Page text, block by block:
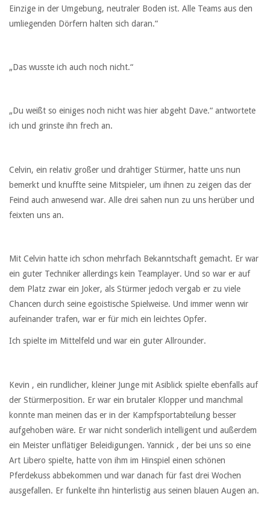
Einzige in der Umgebung, neutraler Boden ist. Alle Teams aus den
umliegenden Dörfern halten sich daran.“
„Das wusste ich auch noch nicht.“
„Du weißt so einiges noch nicht was hier abgeht Dave.“ antwortete
ich und grinste ihn frech an.
Celvin, ein relativ großer und drahtiger Stürmer, hatte uns nun
bemerkt und knuffte seine Mitspieler, um ihnen zu zeigen das der
Feind auch anwesend war. Alle drei sahen nun zu uns herüber und
feixten uns an.
Mit Celvin hatte ich schon mehrfach Bekanntschaft gemacht. Er war
ein guter Techniker allerdings kein Teamplayer. Und so war er auf
dem Platz zwar ein Joker, als Stürmer jedoch vergab er zu viele
Chancen durch seine egoistische Spielweise. Und immer wenn wir
aufeinander trafen, war er für mich ein leichtes Opfer.
Ich spielte im Mittelfeld und war ein guter Allrounder.
Kevin , ein rundlicher, kleiner Junge mit Asiblick spielte ebenfalls auf
der Stürmerposition. Er war ein brutaler Klopper und manchmal
konnte man meinen das er in der Kampfsportabteilung besser
aufgehoben wäre. Er war nicht sonderlich intelligent und außerdem
ein Meister unflätiger Beleidigungen. Yannick , der bei uns so eine
Art Libero spielte, hatte von ihm im Hinspiel einen schönen
Pferdekuss abbekommen und war danach für fast drei Wochen
ausgefallen. Er funkelte ihn hinterlistig aus seinen blauen Augen an.